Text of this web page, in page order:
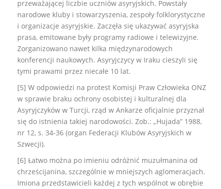
przeważającej liczbie uczniów asyryjskich. Powstały
narodowe kluby i stowarzyszenia, zespoły folklorystyczne
i organizacje asyryjskie. Zaczęła się ukazywać asyryjska
prasa, emitowane były programy radiowe i telewizyjne.
Zorganizowano nawet kilka międzynarodowych
konferencji naukowych. Asyryjczycy w Iraku cieszyli się
tymi prawami przez niecałe 10 lat.
[5] W odpowiedzi na protest Komisji Praw Człowieka ONZ
w sprawie braku ochrony osobistej i kulturalnej dla
Asyryjczyków w Turcji, rząd w Ankarze oficjalnie przyznał
się do istnienia takiej narodowości. Zob.: „Hujada” 1988,
nr 12, s. 34-36 (organ Federacji Klubów Asyryjskich w
Szwecji).
[6] Łatwo można po imieniu odróżnić muzułmanina od
chrześcijanina, szczególnie w mniejszych aglomeracjach.
Imiona przedstawicieli każdej z tych wspólnot w obrębie